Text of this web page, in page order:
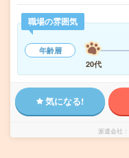
職場の雰囲気
年齢層
20代
気になる!
派遣会社